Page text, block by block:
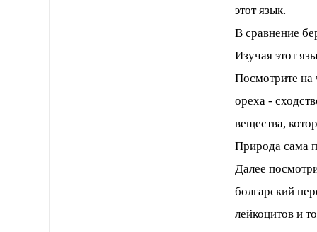
этот язык.
В сравнение
Изучая этот
Посмотрите на
ореха -
вещества,
Природа сама
Далее
болгарский
лейкоцитов и